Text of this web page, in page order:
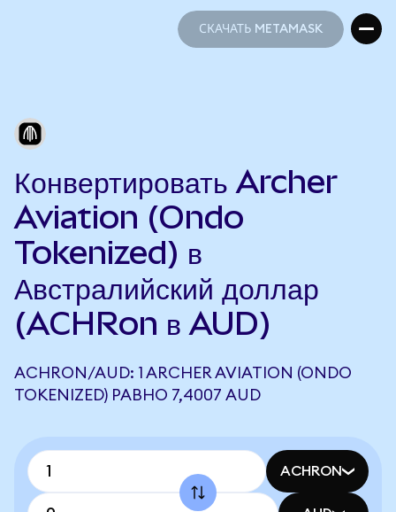
СКАЧАТЬ METAMASK
Конвертировать Archer
Aviation (Ondo
Tokenized) в
Австралийский доллар
(ACHRon в AUD)
ACHRON/AUD: 1 ARCHER AVIATION (ONDO
TOKENIZED) РАВНО 7,4007 AUD
ACHRON